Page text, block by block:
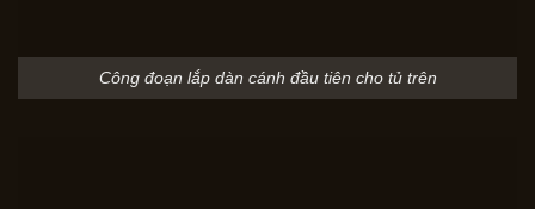
Công đoạn lắp dàn cánh đầu tiên cho tủ trên